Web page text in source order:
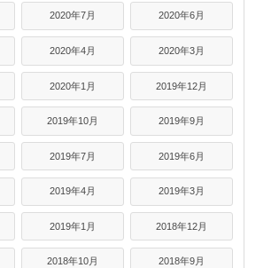
2020年7月 2020年6月
2020年4月 2020年3月
2020年1月 2019年12月
2019年10月 2019年9月
2019年7月 2019年6月
2019年4月 2019年3月
2019年1月 2018年12月
2018年10月 2018年9月